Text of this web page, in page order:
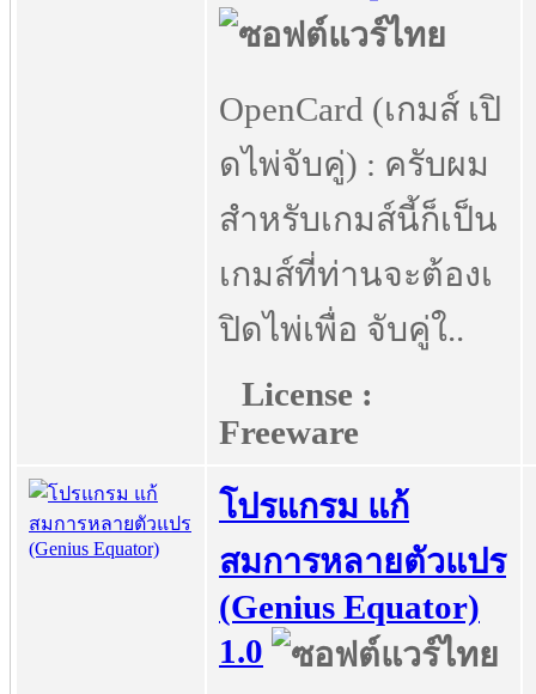
OpenCard (เกมส์ เปิ
ดไพ่จับคู่) : ครับผม
สำหรับเกมส์นี้ก็เป็น
เกมส์ที่ท่านจะต้องเ
ปิดไพ่เพื่อ จับคู่ใ..
License :
Freeware
โปรแกรม แก้
สมการหลายตัวแปร
(Genius Equator)
1.0